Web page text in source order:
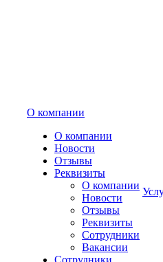
О компании
О компании
Новости
Отзывы
Реквизиты
О компании
Новости
Отзывы
Реквизиты
Сотрудники
Вакансии
Сотрудники